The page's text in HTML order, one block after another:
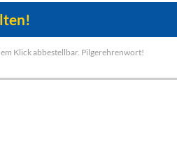
Klick abbestellbar. Pilgerehrenwort!